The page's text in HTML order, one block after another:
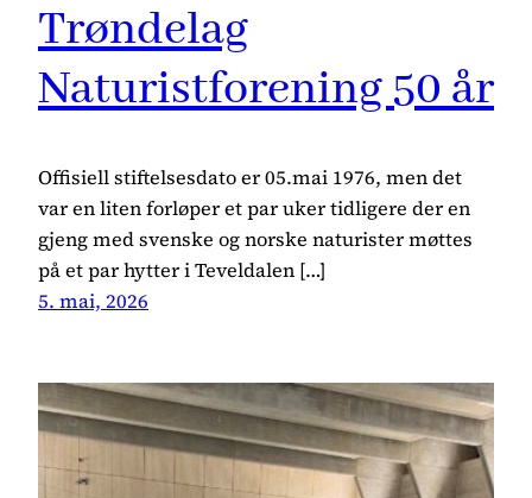
Trøndelag
Naturistforening 50 år
Offisiell stiftelsesdato er 05.mai 1976, men det
var en liten forløper et par uker tidligere der en
gjeng med svenske og norske naturister møttes
på et par hytter i Teveldalen […]
5. mai, 2026